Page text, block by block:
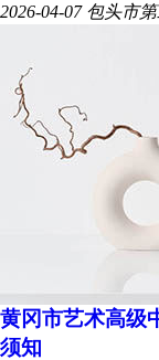
2026-04-07 包头市
黄冈市艺术高级
须知